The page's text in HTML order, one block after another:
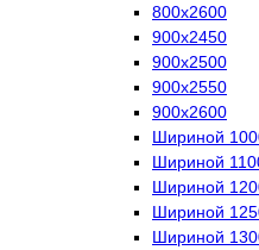
800х2600
900х2450
900х2500
900х2550
900х2600
Шириной
Шириной
Шириной
Шириной
Шириной